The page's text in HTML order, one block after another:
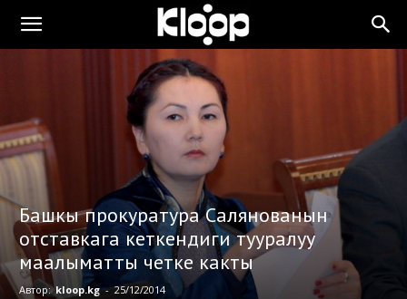
Башкы прокуратура Салянованын
отставкага кеткендиги тууралуу
маалыматты четке какты
Автор: kloop.kg - 25/12/2014